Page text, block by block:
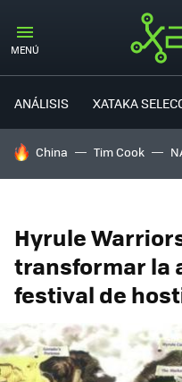
MENÚ
ANÁLISIS XATAKA
HOY SE HABLA DE
China Tim Cook
Hyrule
transformar la
festival de